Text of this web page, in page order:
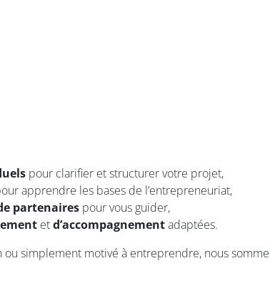
pour clarifier et structurer votre projet,
apprendre les bases de l’entrepreneuriat,
partenaires pour vous guider,
etd’accompagnementadaptées.
ou simplement motivé à entreprendre, nous